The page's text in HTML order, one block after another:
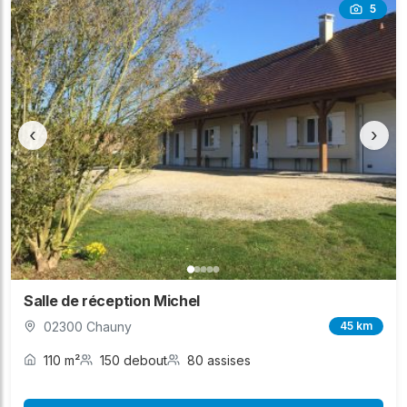
5
‹ ›
Salle de réception Michel
02300 Chauny 45 km
110 m² 150 debout 80 assises